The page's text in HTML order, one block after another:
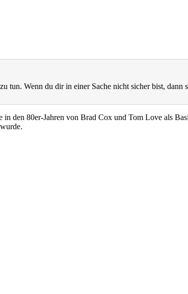
tun. Wenn du dir in einer Sache nicht sicher bist, dann
den 80er-Jahren von Brad Cox und Tom Love als